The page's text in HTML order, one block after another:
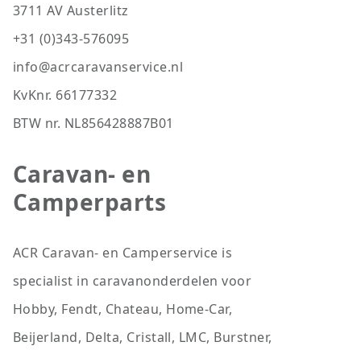
3711 AV Austerlitz
+31 (0)343-576095
info@acrcaravanservice.nl
KvKnr. 66177332
BTW nr. NL856428887B01
Caravan- en
Camperparts
ACR Caravan- en Camperservice is
specialist in caravanonderdelen voor
Hobby, Fendt, Chateau, Home-Car,
Beijerland, Delta, Cristall, LMC, Burstner,